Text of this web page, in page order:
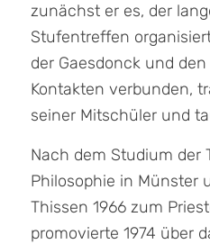
zunächst er es, der
Stufentreffen
der Gaesdonck und
Kontakten verbunden,
seiner Mitschüler und
Nach dem Studium der
Philosophie in Münster
Thissen 1966 zum
promovierte 1974 über